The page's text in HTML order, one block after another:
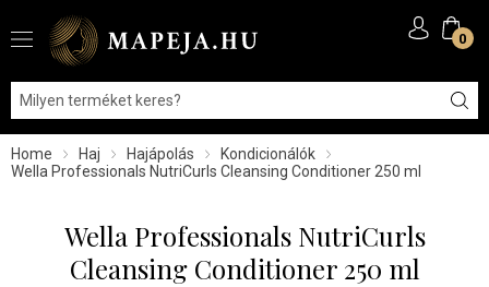
0
Home Haj Hajápolás
Kondicionálók
Wella Professionals NutriCurls Cleansing Conditioner 250 ml
Wella Professionals NutriCurls
Cleansing Conditioner 250 ml